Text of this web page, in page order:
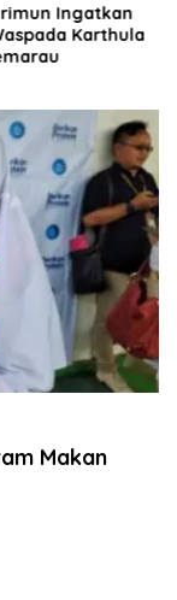
Ingatkan
Karthula
Makan